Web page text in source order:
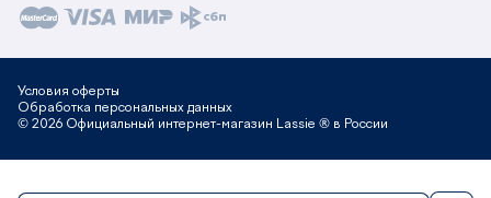
© 2026 Официальный интернет-магазин Lassie ® в России
Условия оферты
Обработка персональных данных